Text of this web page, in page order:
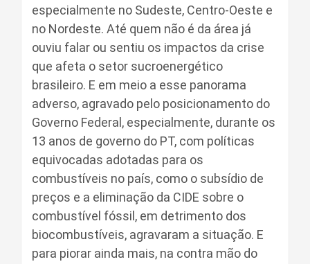
especialmente no Sudeste, Centro-Oeste e
no Nordeste. Até quem não é da área já
ouviu falar ou sentiu os impactos da crise
que afeta o setor sucroenergético
brasileiro. E em meio a esse panorama
adverso, agravado pelo posicionamento do
Governo Federal, especialmente, durante os
13 anos de governo do PT, com políticas
equivocadas adotadas para os
combustíveis no país, como o subsídio de
preços e a eliminação da CIDE sobre o
combustível fóssil, em detrimento dos
biocombustíveis, agravaram a situação. E
para piorar ainda mais, na contra mão do